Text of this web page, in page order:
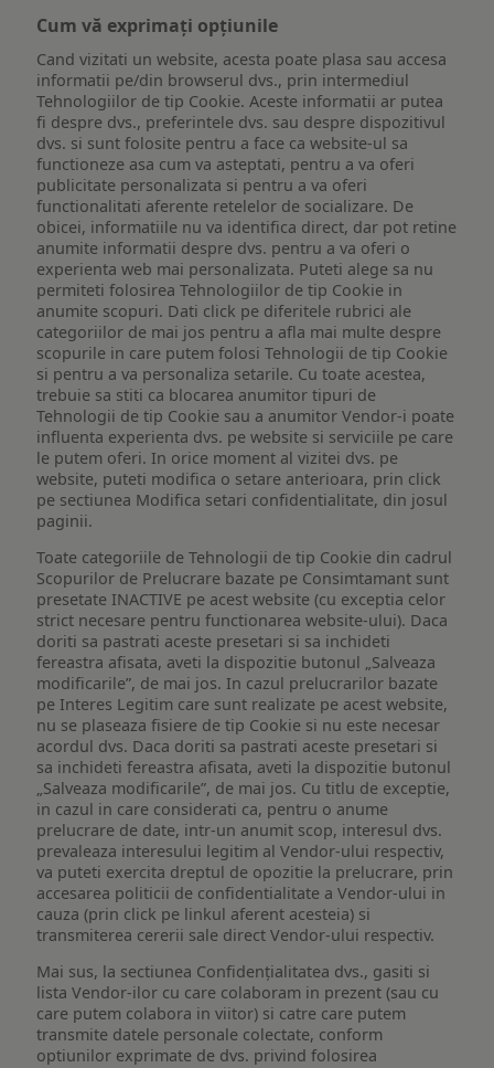
Cum vă exprimați opțiunile
Cand vizitati un website, acesta poate plasa sau accesa
informatii pe/din browserul dvs., prin intermediul
Tehnologiilor de tip Cookie. Aceste informatii ar putea
fi despre dvs., preferintele dvs. sau despre dispozitivul
dvs. si sunt folosite pentru a face ca website-ul sa
functioneze asa cum va asteptati, pentru a va oferi
publicitate personalizata si pentru a va oferi
functionalitati aferente retelelor de socializare. De
obicei, informatiile nu va identifica direct, dar pot retine
anumite informatii despre dvs. pentru a va oferi o
experienta web mai personalizata. Puteti alege sa nu
permiteti folosirea Tehnologiilor de tip Cookie in
anumite scopuri. Dati click pe diferitele rubrici ale
categoriilor de mai jos pentru a afla mai multe despre
scopurile in care putem folosi Tehnologii de tip Cookie
si pentru a va personaliza setarile. Cu toate acestea,
trebuie sa stiti ca blocarea anumitor tipuri de
Tehnologii de tip Cookie sau a anumitor Vendor-i poate
influenta experienta dvs. pe website si serviciile pe care
le putem oferi. In orice moment al vizitei dvs. pe
website, puteti modifica o setare anterioara, prin click
pe sectiunea Modifica setari confidentialitate, din josul
paginii.
Toate categoriile de Tehnologii de tip Cookie din cadrul
Scopurilor de Prelucrare bazate pe Consimtamant sunt
presetate INACTIVE pe acest website (cu exceptia celor
strict necesare pentru functionarea website-ului). Daca
doriti sa pastrati aceste presetari si sa inchideti
fereastra afisata, aveti la dispozitie butonul „Salveaza
modificarile”, de mai jos. In cazul prelucrarilor bazate
pe Interes Legitim care sunt realizate pe acest website,
nu se plaseaza fisiere de tip Cookie si nu este necesar
acordul dvs. Daca doriti sa pastrati aceste presetari si
sa inchideti fereastra afisata, aveti la dispozitie butonul
„Salveaza modificarile”, de mai jos. Cu titlu de exceptie,
in cazul in care considerati ca, pentru o anume
prelucrare de date, intr-un anumit scop, interesul dvs.
prevaleaza interesului legitim al Vendor-ului respectiv,
va puteti exercita dreptul de opozitie la prelucrare, prin
accesarea politicii de confidentialitate a Vendor-ului in
cauza (prin click pe linkul aferent acesteia) si
transmiterea cererii sale direct Vendor-ului respectiv.
Mai sus, la sectiunea Confidențialitatea dvs., gasiti si
lista Vendor-ilor cu care colaboram in prezent (sau cu
care putem colabora in viitor) si catre care putem
transmite datele personale colectate, conform
optiunilor exprimate de dvs. privind folosirea